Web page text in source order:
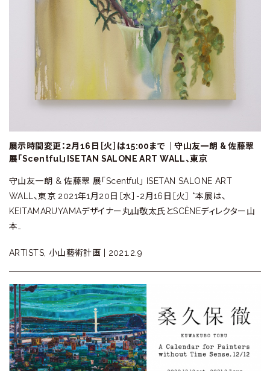
展示時間変更：2月16日［火］は15:00まで｜守山友一朗 & 佐藤翠
展「Scentful」ISETAN SALONE ART WALL、東京
守山友一朗 & 佐藤翠 展「Scentful」 ISETAN SALONE ART
WALL、東京 2021年1月20日［水］-2月16日［火］ *本展は、
KEITAMARUYAMAデザイナー丸山敬太氏とSCÈNEディレクター山
本…
ARTISTS, 小山藝術計画 | 2021.2.9